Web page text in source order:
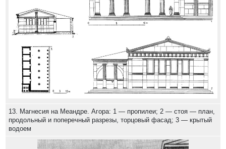
13. Магнесия на Меандре. Агора: 1 — пропилеи; 2 — стоя — план,
продольный и поперечный разрезы, торцовый фасад; 3 — крытый
водоем